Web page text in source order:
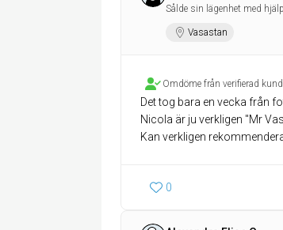
Sålde sin lägenhet med
Vasastan
Omdöme från verifierad kund
Det tog bara en vecka från
Nicola är ju verkligen "Mr
Kan verkligen
0